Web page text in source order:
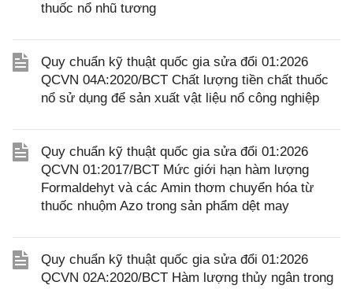
thuốc nổ nhũ tương
Quy chuẩn kỹ thuật quốc gia sửa đổi 01:2026
QCVN 04A:2020/BCT Chất lượng tiền chất thuốc
nổ sử dụng để sản xuất vật liệu nổ công nghiệp
Quy chuẩn kỹ thuật quốc gia sửa đổi 01:2026
QCVN 01:2017/BCT Mức giới hạn hàm lượng
Formaldehyt và các Amin thơm chuyển hóa từ
thuốc nhuộm Azo trong sản phẩm dệt may
Quy chuẩn kỹ thuật quốc gia sửa đổi 01:2026
QCVN 02A:2020/BCT Hàm lượng thủy ngân trong